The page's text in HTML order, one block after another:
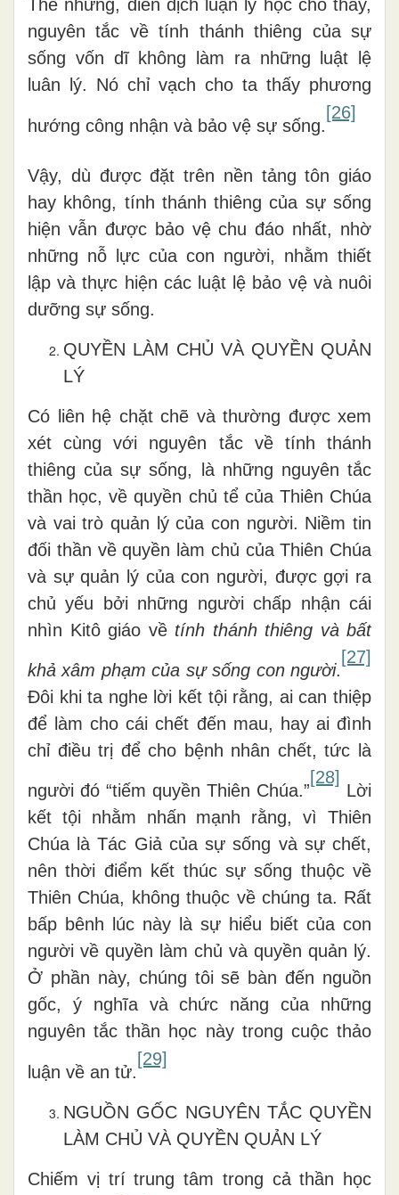
Thế nhưng, diễn dịch luận lý học cho thấy,
nguyên tắc về tính thánh thiêng của sự
sống vốn dĩ không làm ra những luật lệ
luân lý. Nó chỉ vạch cho ta thấy phương
hướng công nhận và bảo vệ sự sống.
[26]
Vậy, dù được đặt trên nền tảng tôn giáo
hay không, tính thánh thiêng của sự sống
hiện vẫn được bảo vệ chu đáo nhất, nhờ
những nỗ lực của con người, nhằm thiết
lập và thực hiện các luật lệ bảo vệ và nuôi
dưỡng sự sống.
QUYỀN LÀM CHỦ VÀ QUYỀN QUẢN
LÝ
Có liên hệ chặt chẽ và thường được xem
xét cùng với nguyên tắc về tính thánh
thiêng của sự sống, là những nguyên tắc
thần học, về quyền chủ tể của Thiên Chúa
và vai trò quản lý của con người. Niềm tin
đối thần về quyền làm chủ của Thiên Chúa
và sự quản lý của con người, được gợi ra
chủ yếu bởi những người chấp nhận cái
nhìn Kitô giáo về tính thánh thiêng và bất
khả xâm phạm của sự sống con người.
[27]
Đôi khi ta nghe lời kết tội rằng, ai can thiệp
để làm cho cái chết đến mau, hay ai đình
chỉ điều trị để cho bệnh nhân chết, tức là
người đó “tiếm quyền Thiên Chúa.”
[28]
Lời
kết tội nhằm nhấn mạnh rằng, vì Thiên
Chúa là Tác Giả của sự sống và sự chết,
nên thời điểm kết thúc sự sống thuộc về
Thiên Chúa, không thuộc về chúng ta. Rất
bấp bênh lúc này là sự hiểu biết của con
người về quyền làm chủ và quyền quản lý.
Ở phần này, chúng tôi sẽ bàn đến nguồn
gốc, ý nghĩa và chức năng của những
nguyên tắc thần học này trong cuộc thảo
luận về an tử.
[29]
NGUỒN GỐC NGUYÊN TẮC QUYỀN
LÀM CHỦ VÀ QUYỀN QUẢN LÝ
Chiếm vị trí trung tâm trong cả thần học